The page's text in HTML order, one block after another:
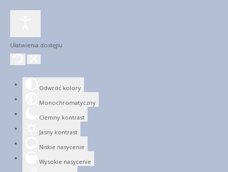
Ułatwienia dostępu
Odwróć kolory
Monochromatyczny
Ciemny kontrast
Jasny kontrast
Niskie nasycenie
Wysokie nasycenie